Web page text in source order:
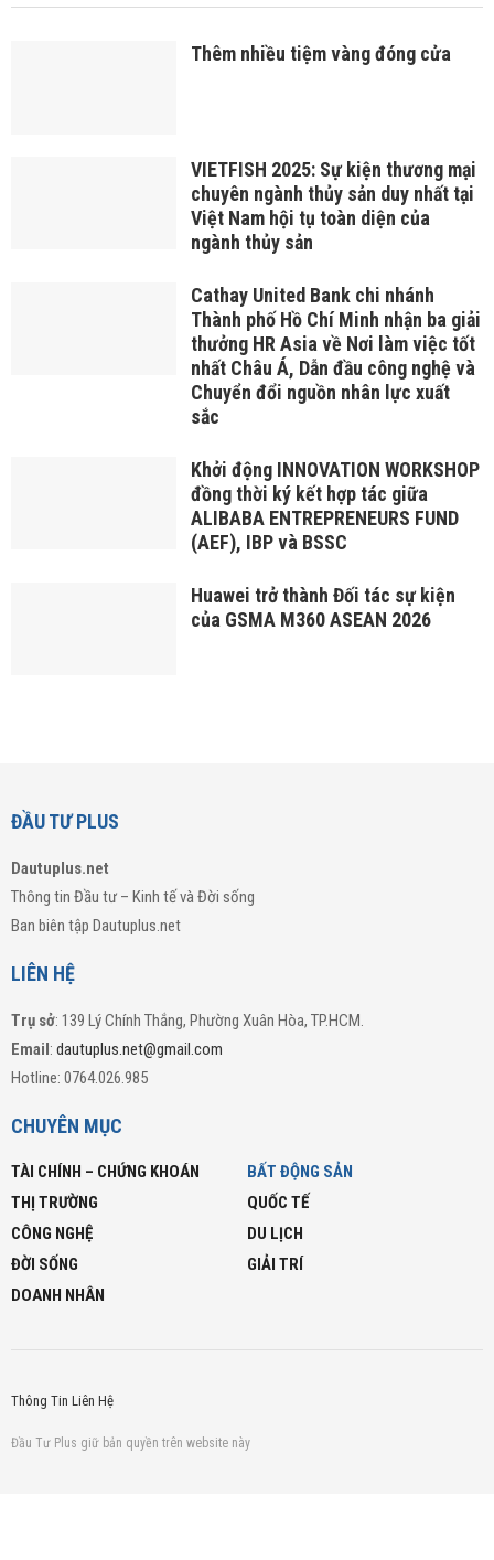
Thêm nhiều tiệm vàng đóng cửa
VIETFISH 2025: Sự kiện thương mại
chuyên ngành thủy sản duy nhất tại
Việt Nam hội tụ toàn diện của
ngành thủy sản
Cathay United Bank chi nhánh
Thành phố Hồ Chí Minh nhận ba giải
thưởng HR Asia về Nơi làm việc tốt
nhất Châu Á, Dẫn đầu công nghệ và
Chuyển đổi nguồn nhân lực xuất
sắc
Khởi động INNOVATION WORKSHOP
đồng thời ký kết hợp tác giữa
ALIBABA ENTREPRENEURS FUND
(AEF), IBP và BSSC
Huawei trở thành Đối tác sự kiện
của GSMA M360 ASEAN 2026
ĐẦU TƯ PLUS
Dautuplus.net
Thông tin Đầu tư – Kinh tế và Đời sống
Ban biên tập Dautuplus.net
LIÊN HỆ
Trụ sở: 139 Lý Chính Thắng, Phường Xuân Hòa, TP.HCM.
Email : dautuplus.net@gmail.com
Hotline: 0764.026.985
CHUYÊN MỤC
TÀI CHÍNH – CHỨNG KHOÁN
BẤT ĐỘNG SẢN
THỊ TRƯỜNG
QUỐC TẾ
CÔNG NGHỆ
DU LỊCH
ĐỜI SỐNG
GIẢI TRÍ
DOANH NHÂN
Thông Tin Liên Hệ
Đầu Tư Plus giữ bản quyền trên website này